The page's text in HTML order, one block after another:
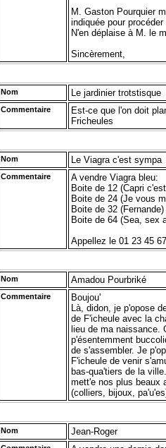
M. Gaston Pourquier
indiquée pour
N'en déplaise à M. le
Sincèrement,
Nom Le jardinier trotstisque
Commentaire
Est-ce que l'on doit
Fricheules
Nom Le Viagra c'est sympa
Commentaire
A vendre Viagra bleu:
Boite de 12 (Capri
Boite de 24 (Je vous
Boite de 32 (Fernande)
Boite de 64 (Sea, sex
Appellez le 01 23 45
Nom Amadou Pourbriké
Commentaire
Boujou'
Là, didon, je p'opose
de F'icheule avec la
lieu de ma naissance.
p'ésentemment
de s'assembler. Je
F'icheule de venir
bas-qua'tiers de la
mett'e nos plus beaux
(colliers, bijoux,
Nom Jean-Roger